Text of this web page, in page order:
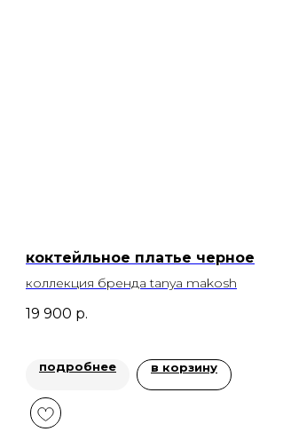
коктейльное платье черное
коллекция бренда tanya makosh
19 900 р.
подробнее в корзину